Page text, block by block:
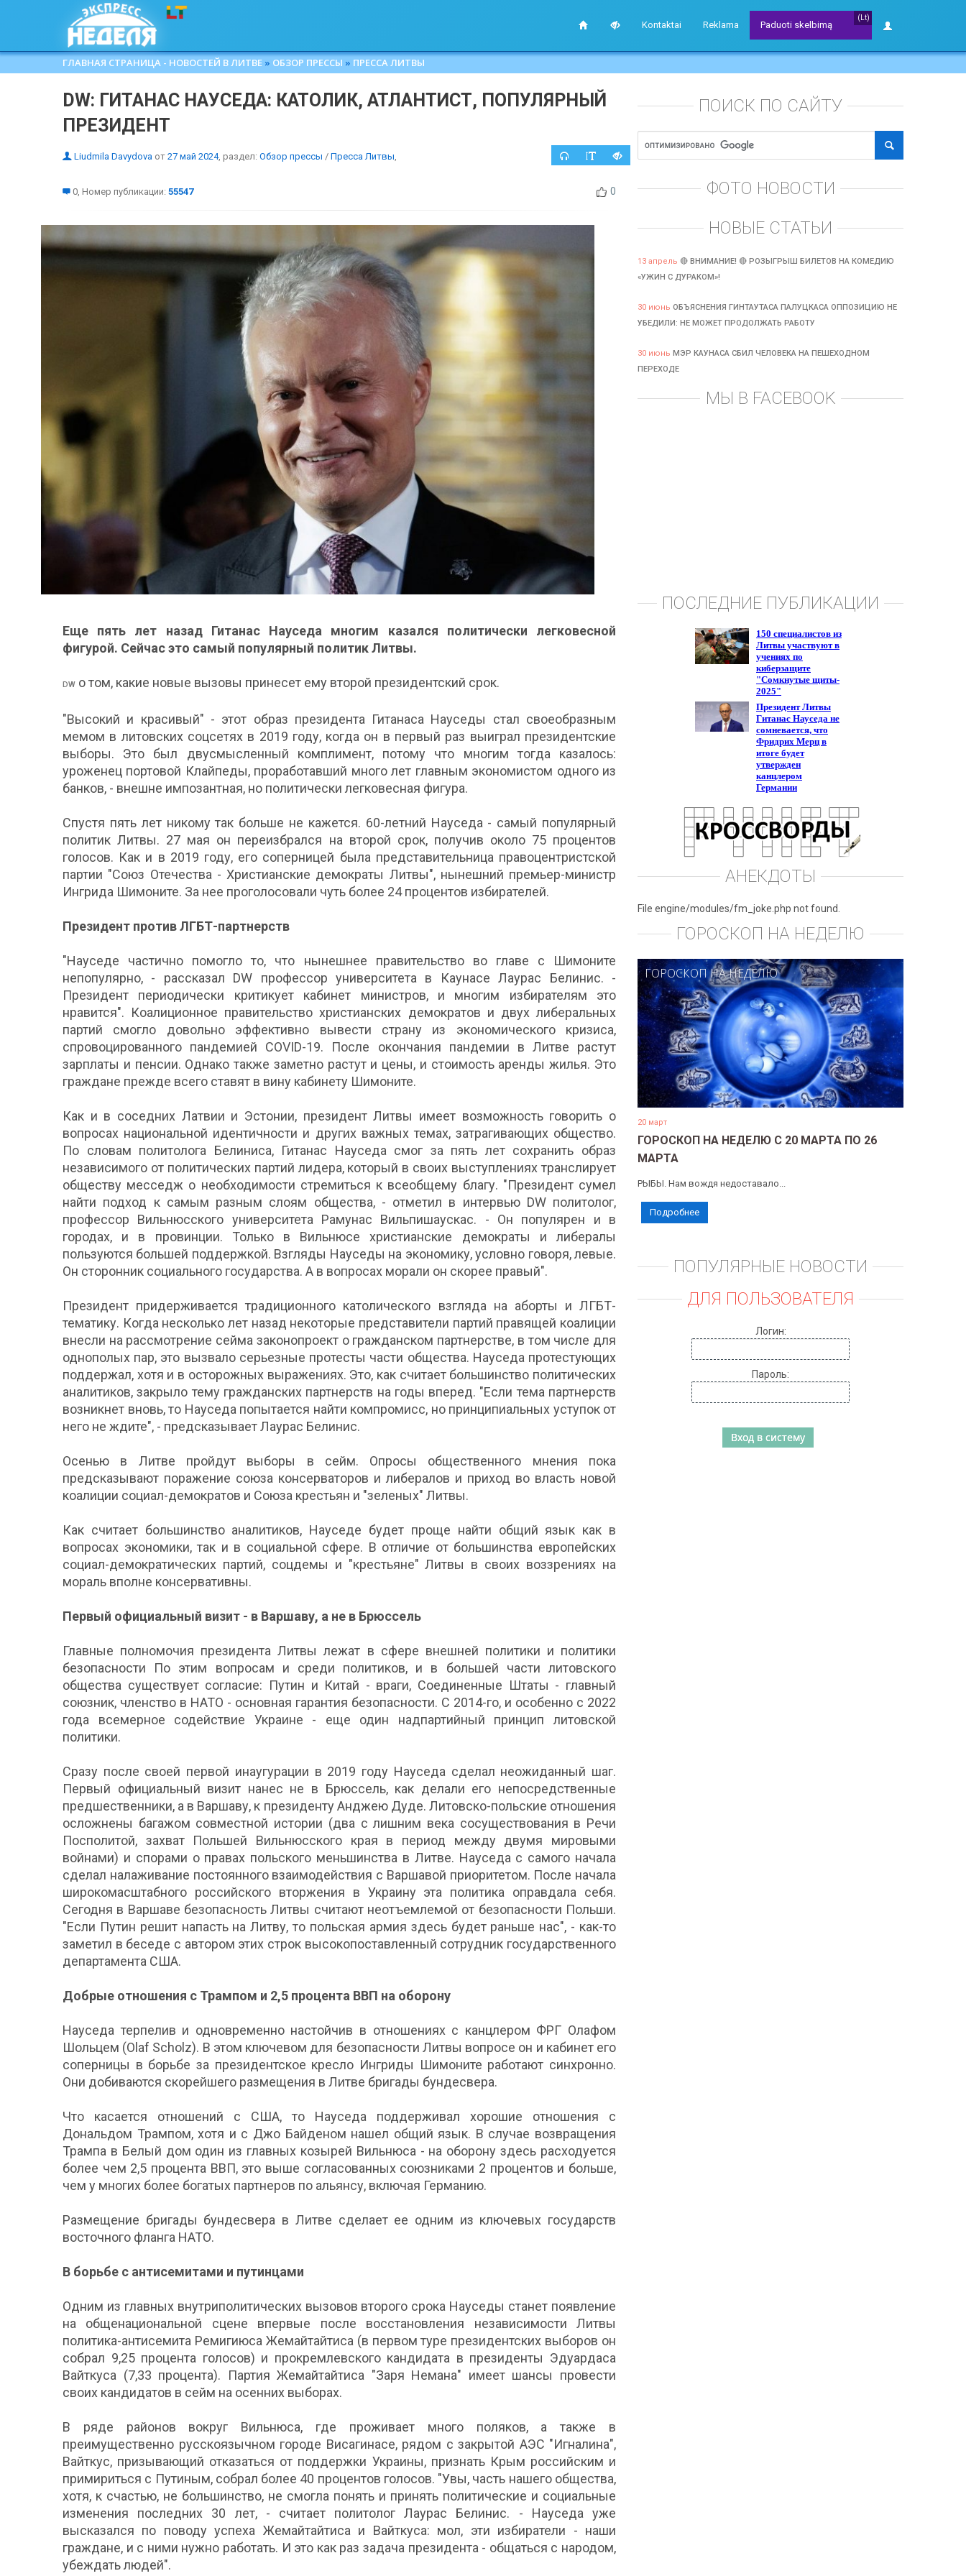
Kontaktai Reklama
(Lt)
Paduoti skelbimą
ГЛАВНАЯ СТРАНИЦА - НОВОСТЕЙ В ЛИТВЕ » ОБЗОР ПРЕССЫ » ПРЕССА ЛИТВЫ
DW: ГИТАНАС НАУСЕДА: КАТОЛИК, АТЛАНТИСТ, ПОПУЛЯРНЫЙ
ПРЕЗИДЕНТ
Liudmila Davydova от 27 май 2024, раздел: Обзор прессы / Пресса Литвы,
0, Номер публикации: 55547 0
Еще пять лет назад Гитанас Науседа многим казался политически легковесной
фигурой. Сейчас это самый популярный политик Литвы.
DW о том, какие новые вызовы принесет ему второй президентский срок.
"Высокий и красивый" - этот образ президента Гитанаса Науседы стал своеобразным
мемом в литовских соцсетях в 2019 году, когда он в первый раз выиграл президентские
выборы. Это был двусмысленный комплимент, потому что многим тогда казалось:
уроженец портовой Клайпеды, проработавший много лет главным экономистом одного из
банков, - внешне импозантная, но политически легковесная фигура.
Спустя пять лет никому так больше не кажется. 60-летний Науседа - самый популярный
политик Литвы. 27 мая он переизбрался на второй срок, получив около 75 процентов
голосов. Как и в 2019 году, его соперницей была представительница правоцентристской
партии "Союз Отечества - Христианские демократы Литвы", нынешний премьер-министр
Ингрида Шимоните. За нее проголосовали чуть более 24 процентов избирателей.
Президент против ЛГБТ-партнерств
"Науседе частично помогло то, что нынешнее правительство во главе с Шимоните
непопулярно, - рассказал DW профессор университета в Каунасе Лаурас Белинис. -
Президент периодически критикует кабинет министров, и многим избирателям это
нравится". Коалиционное правительство христианских демократов и двух либеральных
партий смогло довольно эффективно вывести страну из экономического кризиса,
спровоцированного пандемией COVID-19. После окончания пандемии в Литве растут
зарплаты и пенсии. Однако также заметно растут и цены, и стоимость аренды жилья. Это
граждане прежде всего ставят в вину кабинету Шимоните.
Как и в соседних Латвии и Эстонии, президент Литвы имеет возможность говорить о
вопросах национальной идентичности и других важных темах, затрагивающих общество.
По словам политолога Белиниса, Гитанас Науседа смог за пять лет сохранить образ
независимого от политических партий лидера, который в своих выступлениях транслирует
обществу месседж о необходимости стремиться к всеобщему благу. "Президент сумел
найти подход к самым разным слоям общества, - отметил в интервью DW политолог,
профессор Вильнюсского университета Рамунас Вильпишаускас. - Он популярен и в
городах, и в провинции. Только в Вильнюсе христианские демократы и либералы
пользуются большей поддержкой. Взгляды Науседы на экономику, условно говоря, левые.
Он сторонник социального государства. А в вопросах морали он скорее правый".
Президент придерживается традиционного католического взгляда на аборты и ЛГБТ-
тематику. Когда несколько лет назад некоторые представители партий правящей коалиции
внесли на рассмотрение сейма законопроект о гражданском партнерстве, в том числе для
однополых пар, это вызвало серьезные протесты части общества. Науседа протестующих
поддержал, хотя и в осторожных выражениях. Это, как считает большинство политических
аналитиков, закрыло тему гражданских партнерств на годы вперед. "Если тема партнерств
возникнет вновь, то Науседа попытается найти компромисс, но принципиальных уступок от
него не ждите", - предсказывает Лаурас Белинис.
Осенью в Литве пройдут выборы в сейм. Опросы общественного мнения пока
предсказывают поражение союза консерваторов и либералов и приход во власть новой
коалиции социал-демократов и Союза крестьян и "зеленых" Литвы.
Как считает большинство аналитиков, Науседе будет проще найти общий язык как в
вопросах экономики, так и в социальной сфере. В отличие от большинства европейских
социал-демократических партий, соцдемы и "крестьяне" Литвы в своих воззрениях на
мораль вполне консервативны.
Первый официальный визит - в Варшаву, а не в Брюссель
Главные полномочия президента Литвы лежат в сфере внешней политики и политики
безопасности По этим вопросам и среди политиков, и в большей части литовского
общества существует согласие: Путин и Китай - враги, Соединенные Штаты - главный
союзник, членство в НАТО - основная гарантия безопасности. С 2014-го, и особенно с 2022
года всемерное содействие Украине - еще один надпартийный принцип литовской
политики.
Сразу после своей первой инаугурации в 2019 году Науседа сделал неожиданный шаг.
Первый официальный визит нанес не в Брюссель, как делали его непосредственные
предшественники, а в Варшаву, к президенту Анджею Дуде. Литовско-польские отношения
осложнены багажом совместной истории (два с лишним века сосуществования в Речи
Посполитой, захват Польшей Вильнюсского края в период между двумя мировыми
войнами) и спорами о правах польского меньшинства в Литве. Науседа с самого начала
сделал налаживание постоянного взаимодействия с Варшавой приоритетом. После начала
широкомасштабного российского вторжения в Украину эта политика оправдала себя.
Сегодня в Варшаве безопасность Литвы считают неотъемлемой от безопасности Польши.
"Если Путин решит напасть на Литву, то польская армия здесь будет раньше нас", - как-то
заметил в беседе с автором этих строк высокопоставленный сотрудник государственного
департамента США.
Добрые отношения с Трампом и 2,5 процента ВВП на оборону
Науседа терпелив и одновременно настойчив в отношениях с канцлером ФРГ Олафом
Шольцем (Olaf Scholz). В этом ключевом для безопасности Литвы вопросе он и кабинет его
соперницы в борьбе за президентское кресло Ингриды Шимоните работают синхронно.
Они добиваются скорейшего размещения в Литве бригады бундесвера.
Что касается отношений с США, то Науседа поддерживал хорошие отношения с
Дональдом Трампом, хотя и с Джо Байденом нашел общий язык. В случае возвращения
Трампа в Белый дом один из главных козырей Вильнюса - на оборону здесь расходуется
более чем 2,5 процента ВВП, это выше согласованных союзниками 2 процентов и больше,
чем у многих более богатых партнеров по альянсу, включая Германию.
Размещение бригады бундесвера в Литве сделает ее одним из ключевых государств
восточного фланга НАТО.
В борьбе с антисемитами и путинцами
Одним из главных внутриполитических вызовов второго срока Науседы станет появление
на общенациональной сцене впервые после восстановления независимости Литвы
политика-антисемита Ремигиюса Жемайтайтиса (в первом туре президентских выборов он
собрал 9,25 процента голосов) и прокремлевского кандидата в президенты Эдуардаса
Вайткуса (7,33 процента). Партия Жемайтайтиса "Заря Немана" имеет шансы провести
своих кандидатов в сейм на осенних выборах.
В ряде районов вокруг Вильнюса, где проживает много поляков, а также в
преимущественно русскоязычном городе Висагинасе, рядом с закрытой АЭС "Игналина",
Вайткус, призывающий отказаться от поддержки Украины, признать Крым российским и
примириться с Путиным, собрал более 40 процентов голосов. "Увы, часть нашего общества,
хотя, к счастью, не большинство, не смогла понять и принять политические и социальные
изменения последних 30 лет, - считает политолог Лаурас Белинис. - Науседа уже
высказался по поводу успеха Жемайтайтиса и Вайткуса: мол, эти избиратели - наши
граждане, и с ними нужно работать. И это как раз задача президента - общаться с народом,
убеждать людей".
ПОИСК ПО САЙТУ
ФОТО НОВОСТИ
НОВЫЕ СТАТЬИ
13 апрель 🔴 ВНИМАНИЕ! 🔴 РОЗЫГРЫШ БИЛЕТОВ НА КОМЕДИЮ
«УЖИН С ДУРАКОМ»!
30 июнь ОБЪЯСНЕНИЯ ГИНТАУТАСА ПАЛУЦКАСА ОППОЗИЦИЮ НЕ
УБЕДИЛИ: НЕ МОЖЕТ ПРОДОЛЖАТЬ РАБОТУ
30 июнь МЭР КАУНАСА СБИЛ ЧЕЛОВЕКА НА ПЕШЕХОДНОМ
ПЕРЕХОДЕ
МЫ В FACEBOOK
ПОСЛЕДНИЕ ПУБЛИКАЦИИ
АНЕКДОТЫ
File engine/modules/fm_joke.php not found.
ГОРОСКОП НА НЕДЕЛЮ
ГОРОСКОП НА НЕДЕЛЮ
20 март
ГОРОСКОП НА НЕДЕЛЮ С 20 МАРТА ПО 26
МАРТА
РЫБЫ. Нам вождя недоставало...
Подробнее
ПОПУЛЯРНЫЕ НОВОСТИ
ДЛЯ ПОЛЬЗОВАТЕЛЯ
Логин:
Пароль: